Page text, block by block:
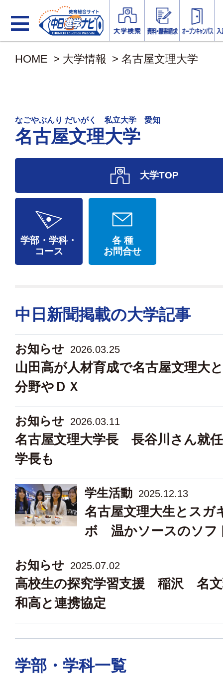
HOME > 大学情報 > 名古屋文理大学
なごやぶんり だいがく 私立大学 愛知
名古屋文理大学
大学TOP
学部・学科・
コース
各 種
お問合せ
中日新聞掲載の大学記事
お知らせ 2026.03.25
山田高が人材育成で名古屋文理大
分野やＤＸ
お知らせ 2026.03.11
名古屋文理大学長 長谷川さん就
学長も
学生活動 2025.12.13
名古屋文理大生とスガ
ボ 温かソースのソフ
お知らせ 2025.07.02
高校生の探究学習支援 稲沢 名文
和高と連携協定
学部・学科一覧